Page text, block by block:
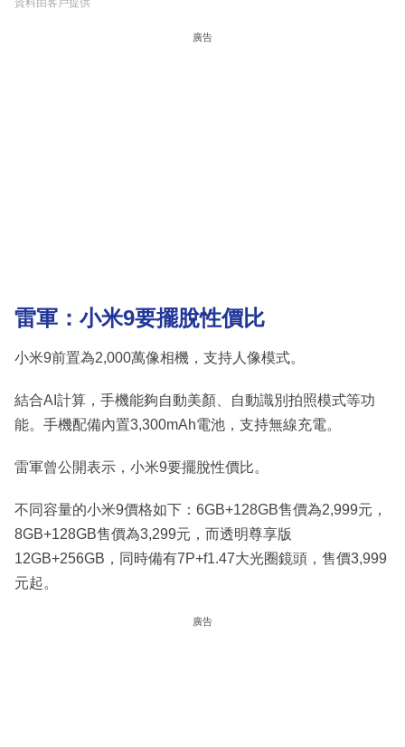
廣告
雷軍：小米9要擺脫性價比
小米9前置為2,000萬像相機，支持人像模式。
結合AI計算，手機能夠自動美顏、自動識別拍照模式等功
能。手機配備內置3,300mAh電池，支持無線充電。
雷軍曾公開表示，小米9要擺脫性價比。
不同容量的小米9價格如下：6GB+128GB售價為2,999元，
8GB+128GB售價為3,299元，而透明尊享版
12GB+256GB，同時備有7P+f1.47大光圈鏡頭，售價3,999
元起。
廣告